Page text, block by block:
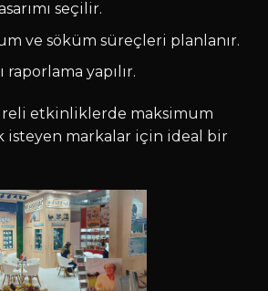
seçilir.
ve söküm süreçleri planlanır.
raporlama yapılır.
etkinliklerde maksimum
isteyen markalar için ideal bir